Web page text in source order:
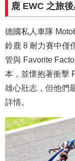
鹿 EWC 之旅
德國私人車隊
鈴鹿 8 耐力賽中僅
管與 Favorite
本，並懷抱著衝擊
雄心壯志，但他們
詳情。